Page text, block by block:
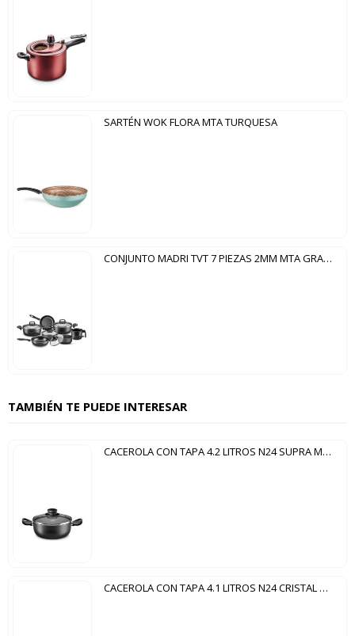
SARTÉN WOK FLORA MTA TURQUESA
CONJUNTO MADRI TVT 7 PIEZAS 2MM MTA GRAFITE
TAMBIÉN TE PUEDE INTERESAR
CACEROLA CON TAPA 4.2 LITROS N24 SUPRA MTA GRAFITE
CACEROLA CON TAPA 4.1 LITROS N24 CRISTAL MTA CEREZA